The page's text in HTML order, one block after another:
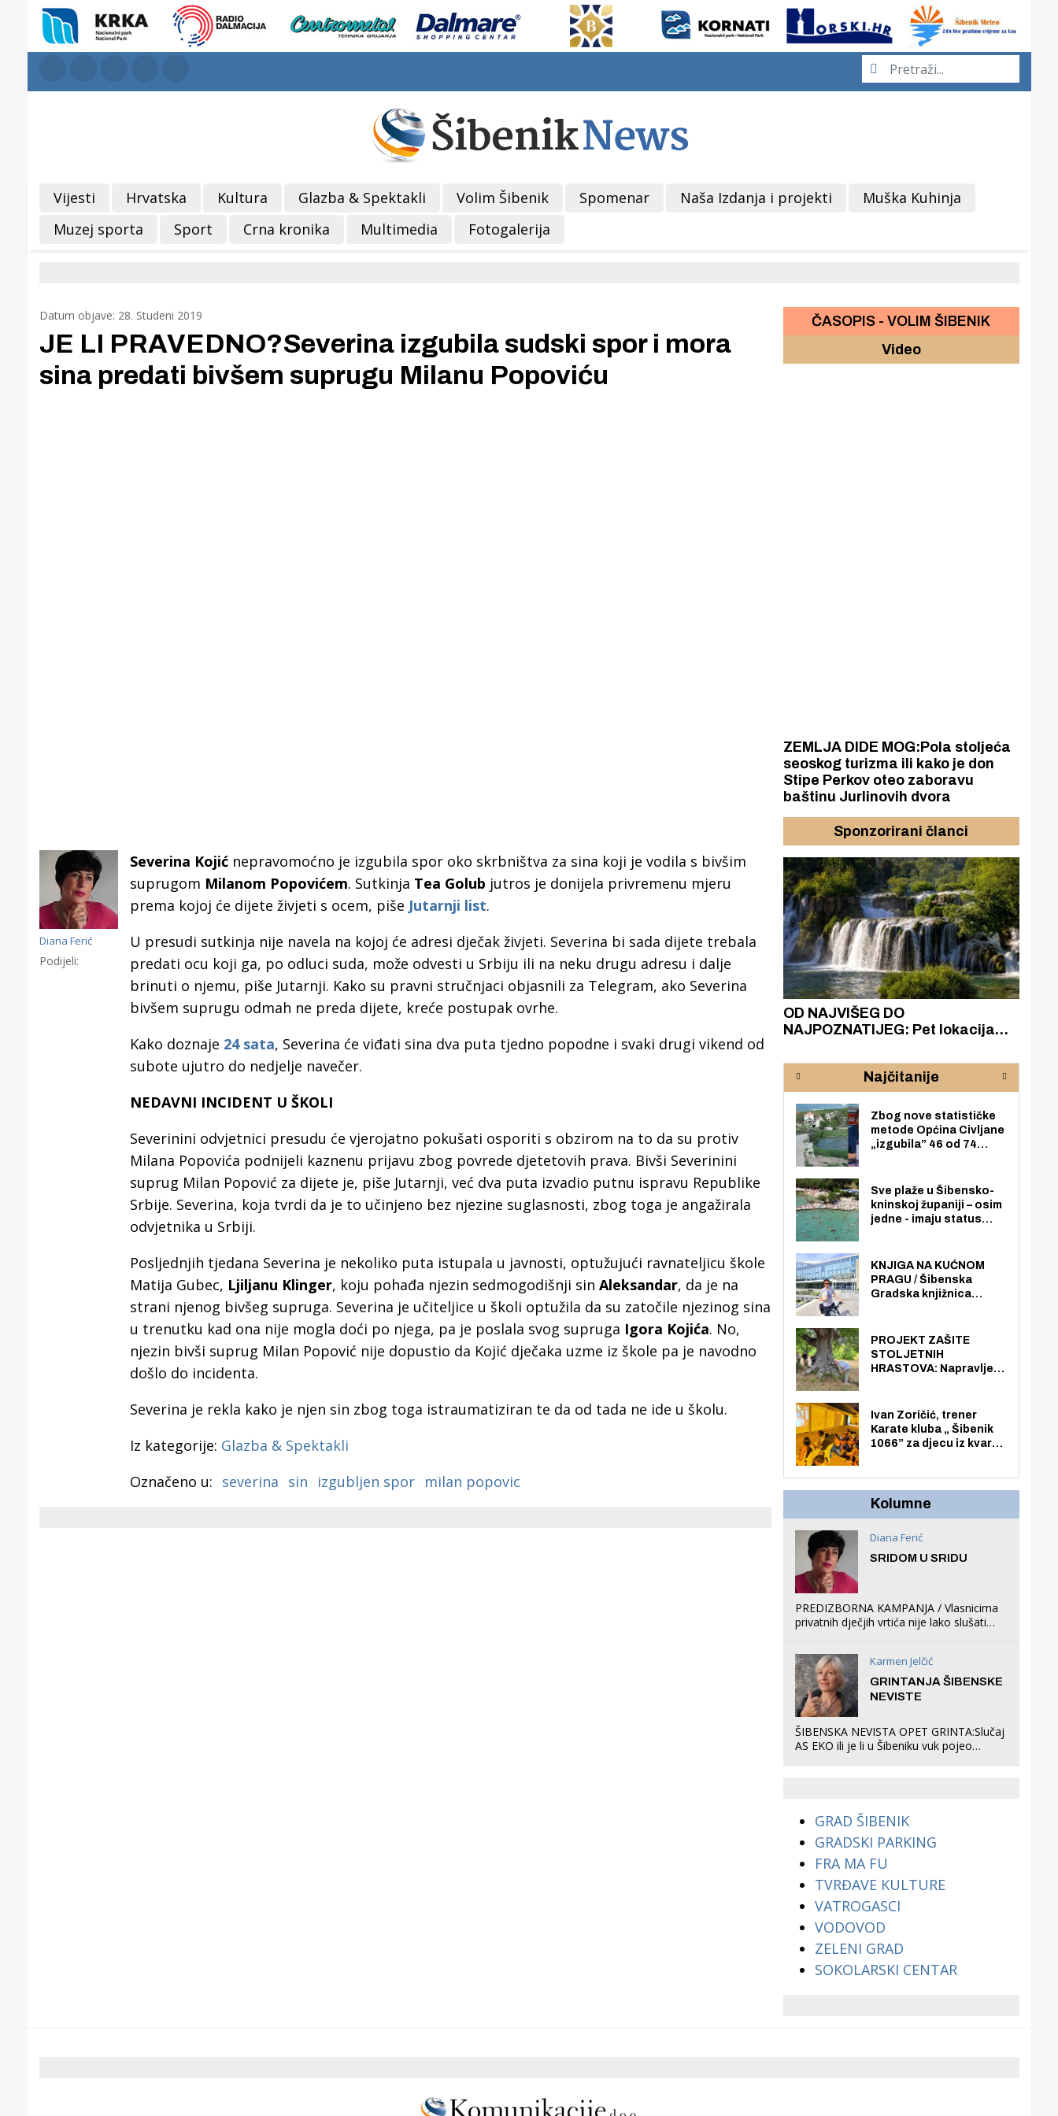
Vijesti Hrvatska Kultura Glazba & Spektakli Volim Šibenik Spomenar Naša Izdanja i projekti
Muška Kuhinja
Muzej sporta
Sport Crna kronika Multimedia Fotogalerija
Datum objave: 28. Studeni 2019
JE LI PRAVEDNO?Severina izgubila sudski spor i mora
sina predati bivšem suprugu Milanu Popoviću
Diana Ferić
Podijeli:
Severina Kojićnepravomoćno je izgubila spor oko skrbništva za sina koji je vodila s bivšim
suprugom Milanom Popovićem. Sutkinja Tea Golub jutros je donijela privremenu mjeru
prema kojoj će dijete živjeti s ocem, piše Jutarnji list.
U presudi sutkinja nije navela na kojoj će adresi dječak živjeti. Severina bi sada dijete trebala
predati ocu koji ga, po odluci suda, može odvesti u Srbiju ili na neku drugu adresu i dalje
brinuti o njemu, piše Jutarnji. Kako su pravni stručnjaci objasnili za Telegram, ako Severina
bivšem suprugu odmah ne preda dijete, kreće postupak ovrhe.
Kako doznaje 24 sata, Severina će viđati sina dva puta tjedno popodne i svaki drugi vikend od
subote ujutro do nedjelje navečer.
NEDAVNI INCIDENT U ŠKOLI
Severinini odvjetnici presudu će vjerojatno pokušati osporiti s obzirom na to da su protiv
Milana Popovića podnijeli kaznenu prijavu zbog povrede djetetovih prava. Bivši Severinini
suprug Milan Popović za dijete je, piše Jutarnji, već dva puta izvadio putnu ispravu Republike
Srbije. Severina, koja tvrdi da je to učinjeno bez njezine suglasnosti, zbog toga je angažirala
odvjetnika u Srbiji.
Posljednjih tjedana Severina je nekoliko puta istupala u javnosti, optužujući ravnateljicu škole
Matija Gubec, Ljiljanu Klinger, koju pohađa njezin sedmogodišnji sin Aleksandar, da je na
strani njenog bivšeg supruga. Severina je učiteljice u školi optužila da su zatočile njezinog sina
u trenutku kad ona nije mogla doći po njega, pa je poslala svog supruga Igora Kojića. No,
njezin bivši suprug Milan Popović nije dopustio da Kojić dječaka uzme iz škole pa je navodno
došlo do incidenta.
Severina je rekla kako je njen sin zbog toga istraumatiziran te da od tada ne ide u školu.
Iz kategorije: Glazba & Spektakli
Označeno u: severina sin izgubljen spor milan popovic
ČASOPIS - VOLIM ŠIBENIK
Video
ZEMLJA DIDE MOG:Pola stoljeća
seoskog turizma ili kako je don
Stipe Perkov oteo zaboravu
baštinu Jurlinovih dvora
Sponzorirani članci
Gornji tok Krke iz prve ruke -
edukativnom kampusu NP Krka u
Puljanima
Šibenik spreman za dolazak
12 punionica na kolodvoru
OD NAJVIŠEG DO
NAJPOZNATIJEG: Pet lokacija
rijeke Krke
Najčitanije
Zbog nove statističke
metode Općina Civljane
„izgubila” 46 od 74
nego radno sposobnih
osoba među svojih 170
stanovnika.
Sve plaže u Šibensko-
kninskoj županiji – osim
jedne - imaju status
općoj upotrebi. Pristup
je slobodan i besplatan
za sve građane i
KNJIGA NA KUĆNOM
PRAGU / Šibenska
Gradska knjižnica
knjiga na kućnu adresu
električnim biciklom.
PROJEKT ZAŠITE
STOLJETNIH
HRASTOVA: Napravljen
Zmajevac
Ivan Zoričić, trener
Karate kluba „ Šibenik
1066” za djecu iz kvarta
organizirao dječje
Kolumne
Diana Ferić
SRIDOM U SRIDU
PREDIZBORNA KAMPANJA / Vlasnicima
privatnih dječjih vrtića nije lako slušati
što oni rade u Šibeniku ne postoji
Karmen Jelčić
GRINTANJA ŠIBENSKE
NEVISTE
ŠIBENSKA NEVISTA OPET GRINTA:Slučaj
AS EKO ili je li u Šibeniku vuk pojeo
GRAD ŠIBENIK
GRADSKI PARKING
FRA MA FU
TVRĐAVE KULTURE
VATROGASCI
VODOVOD
ZELENI GRAD
SOKOLARSKI CENTAR